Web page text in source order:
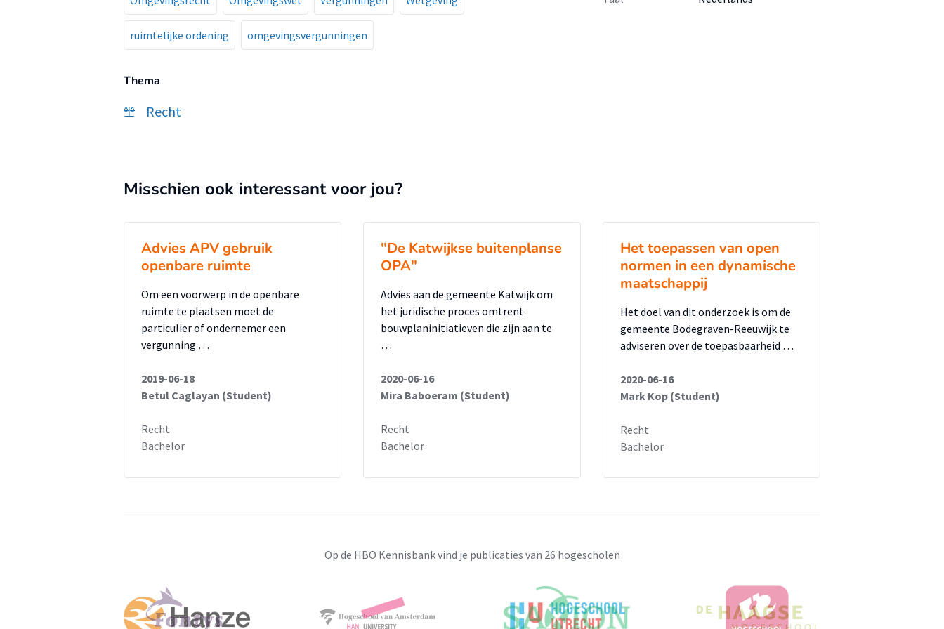
ruimtelijke ordening omgevingsvergunningen
Thema
Recht
Misschien ook interessant voor jou?
Advies APV gebruik
openbare ruimte
Om een voorwerp in de openbare
ruimte te plaatsen moet de
particulier of ondernemer een
vergunning …
2019-06-18
Betul Caglayan (Student)
Recht
Bachelor
"De Katwijkse buitenplanse
OPA"
Advies aan de gemeente Katwijk om
het juridische proces omtrent
bouwplaninitiatieven die zijn aan te
…
2020-06-16
Mira Baboeram (Student)
Recht
Bachelor
Het toepassen van open
normen in een dynamische
maatschappij
Het doel van dit onderzoek is om de
gemeente Bodegraven-Reeuwijk te
adviseren over de toepasbaarheid …
2020-06-16
Mark Kop (Student)
Recht
Bachelor
Op de HBO Kennisbank vind je publicaties van 26 hogescholen